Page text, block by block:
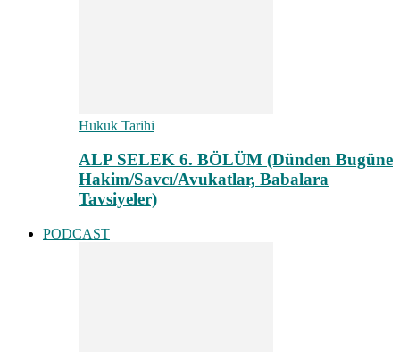
Hukuk Tarihi
ALP SELEK 6. BÖLÜM (Dünden Bugüne
Hakim/Savcı/Avukatlar, Babalara
Tavsiyeler)
PODCAST